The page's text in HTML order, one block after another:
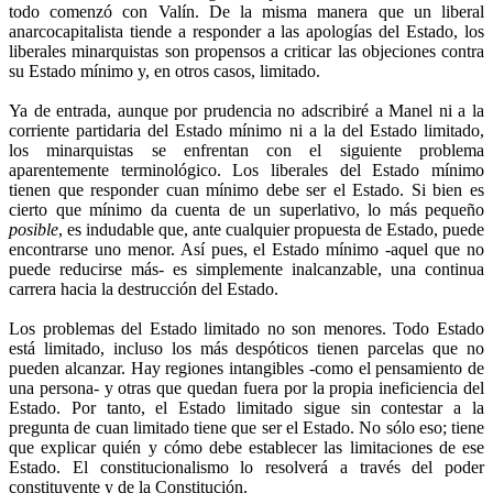
todo comenzó con Valín. De la misma manera que un liberal
anarcocapitalista tiende a responder a las apologías del Estado, los
liberales minarquistas son propensos a criticar las objeciones contra
su Estado mínimo y, en otros casos, limitado.
Ya de entrada, aunque por prudencia no adscribiré a Manel ni a la
corriente partidaria del Estado mínimo ni a la del Estado limitado,
los minarquistas se enfrentan con el siguiente problema
aparentemente terminológico. Los liberales del Estado mínimo
tienen que responder cuan mínimo debe ser el Estado. Si bien es
cierto que mínimo da cuenta de un superlativo, lo más pequeño
posible, es indudable que, ante cualquier propuesta de Estado, puede
encontrarse uno menor. Así pues, el Estado mínimo -aquel que no
puede reducirse más- es simplemente inalcanzable, una continua
carrera hacia la destrucción del Estado.
Los problemas del Estado limitado no son menores. Todo Estado
está limitado, incluso los más despóticos tienen parcelas que no
pueden alcanzar. Hay regiones intangibles -como el pensamiento de
una persona- y otras que quedan fuera por la propia ineficiencia del
Estado. Por tanto, el Estado limitado sigue sin contestar a la
pregunta de cuan limitado tiene que ser el Estado. No sólo eso; tiene
que explicar quién y cómo debe establecer las limitaciones de ese
Estado. El constitucionalismo lo resolverá a través del poder
constituyente y de la Constitución.